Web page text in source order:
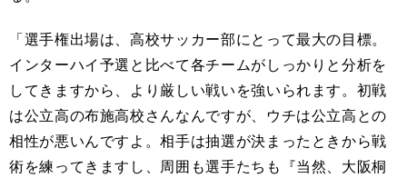
「選手権出場は、高校サッカー部にとって最大の目標。
インターハイ予選と比べて各チームがしっかりと分析を
してきますから、より厳しい戦いを強いられます。初戦
は公立高の布施高校さんなんですが、ウチは公立高との
相性が悪いんですよ。相手は抽選が決まったときから戦
術を練ってきますし、周囲も選手たちも『当然、大阪桐